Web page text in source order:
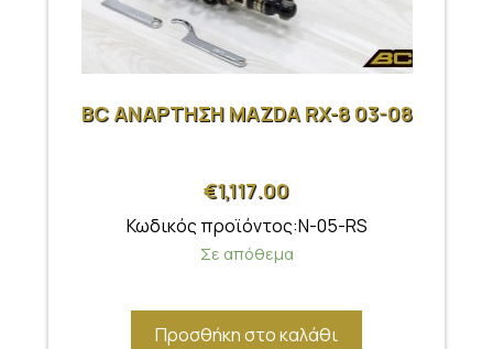
BC ΑΝΑΡΤΗΣΗ MAZDA RX-8 03-08
€1,117.00
Κωδικός προϊόντος:N-05-RS
Σε απόθεμα
Προσθήκη στο καλάθι